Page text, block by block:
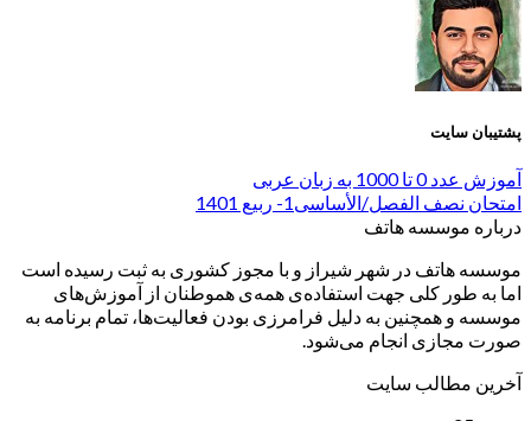
پشتیبان سایت
آموزش عدد 0 تا 1000 به زبان عربی
امتحان نصف الفصل/الأساسی1- ربیع 1401
درباره موسسه هاتف
موسسه هاتف در شهر شیراز و با مجوز کشوری به ثبت رسیده است
اما به طور کلی جهت استفاده‌ی همه‌ی هموطنان از آموزش‌های
موسسه و همچنین به دلیل فرامرزی بودن فعالیت‌ها، تمام برنامه به
صورت مجازی انجام می‌شود.
آخرین مطالب سایت